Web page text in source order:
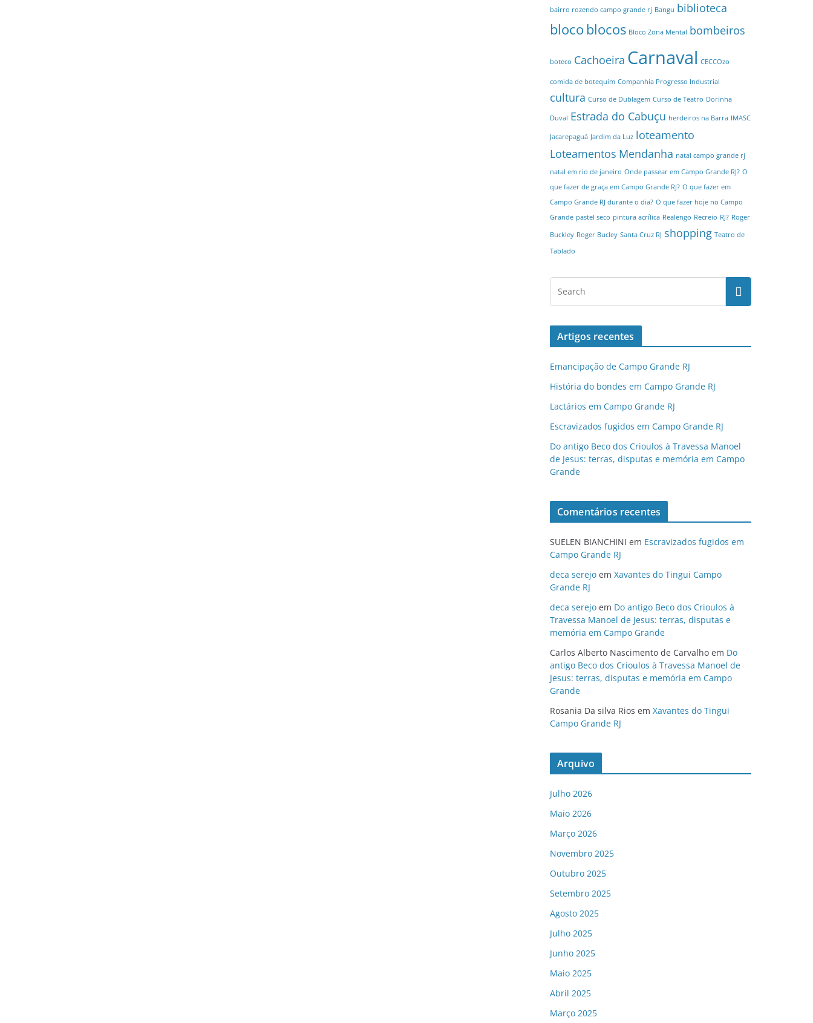
bairro rozendo campo grande rj Bangu biblioteca
blocoblocos Bloco Zona Mental bombeiros
boteco Cachoeira Carnaval CECCOzo
comida de botequim Companhia Progresso Industrial
cultura Curso de Dublagem Curso de Teatro Dorinha
Duval Estrada do Cabuçu herdeiros na Barra IMASC
Jacarepaguá Jardim da Luz loteamento
Loteamentos Mendanha natal campo grande rj
natal em rio de janeiro Onde passear em Campo Grande RJ? O
que fazer de graça em Campo Grande RJ? O que fazer em
Campo Grande RJ durante o dia? O que fazer hoje no Campo
Grande pastel seco pintura acrílica Realengo Recreio RJ? Roger
Buckley Roger Bucley Santa Cruz RJ shopping Teatro de
Tablado
Artigos recentes
Emancipação de Campo Grande RJ
História do bondes em Campo Grande RJ
Lactários em Campo Grande RJ
Escravizados fugidos em Campo Grande RJ
Do antigo Beco dos Crioulos à Travessa Manoel
de Jesus: terras, disputas e memória em Campo
Grande
Comentários recentes
SUELEN BIANCHINI em Escravizados fugidos em
Campo Grande RJ
deca serejo em Xavantes do Tingui Campo
Grande RJ
deca serejo em Do antigo Beco dos Crioulos à
Travessa Manoel de Jesus: terras, disputas e
memória em Campo Grande
Carlos Alberto Nascimento de Carvalho em Do
antigo Beco dos Crioulos à Travessa Manoel de
Jesus: terras, disputas e memória em Campo
Grande
Rosania Da silva Rios em Xavantes do Tingui
Campo Grande RJ
Arquivo
Julho 2026
Maio 2026
Março 2026
Novembro 2025
Outubro 2025
Setembro 2025
Agosto 2025
Julho 2025
Junho 2025
Maio 2025
Abril 2025
Março 2025